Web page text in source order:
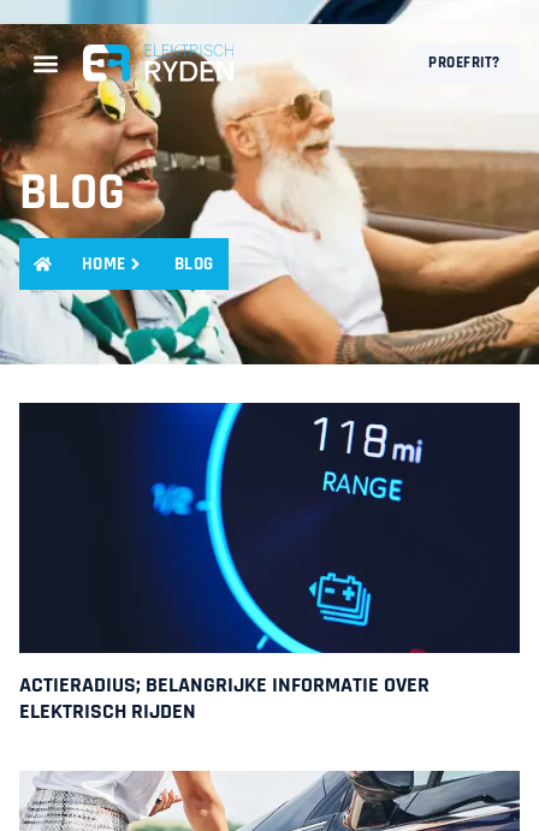
PROEFRIT?
BLOG
HOME BLOG
ACTIERADIUS; BELANGRIJKE INFORMATIE OVER
ELEKTRISCH RIJDEN